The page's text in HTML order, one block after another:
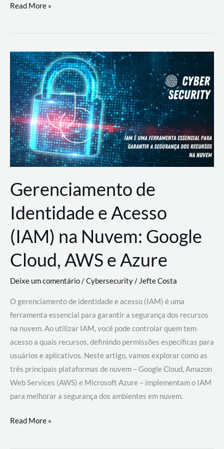
DevSecOps
Prática:
Desenvolvimento,
Segurança
e
Operações
Read More »
Gerenciamento de
Identidade e Acesso
(IAM) na Nuvem: Google
Cloud, AWS e Azure
Deixe um comentário/Cybersecurity/ Jefte Costa
O gerenciamento de identidade e acesso (IAM) é uma
ferramenta essencial para garantir a segurança dos recursos
na nuvem. Ao utilizar IAM, você pode controlar quem tem
acesso a quais recursos, definindo permissões específicas para
usuários e aplicativos. Neste artigo, vamos explorar como as
três principais plataformas de nuvem – Google Cloud, Amazon
Web Services (AWS) e Microsoft Azure – implementam o IAM
para melhorar a segurança dos ambientes em nuvem.
Gerenciamento
Read More »